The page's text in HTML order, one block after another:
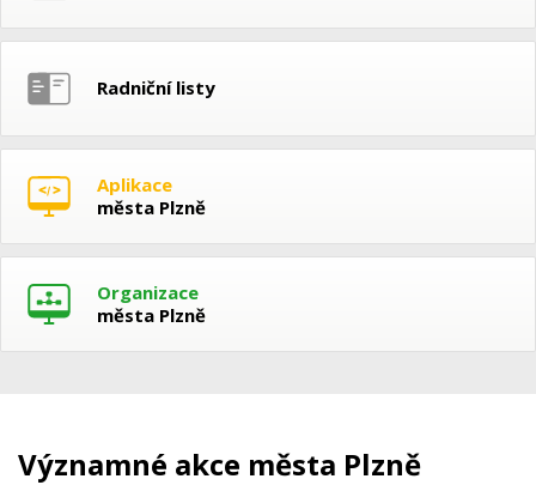
Radniční listy
Aplikace
města Plzně
Organizace
města Plzně
Významné akce města Plzně